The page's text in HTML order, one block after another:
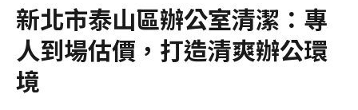
新北市泰山區辦公室清潔：專
人到場估價，打造清爽辦公環
境